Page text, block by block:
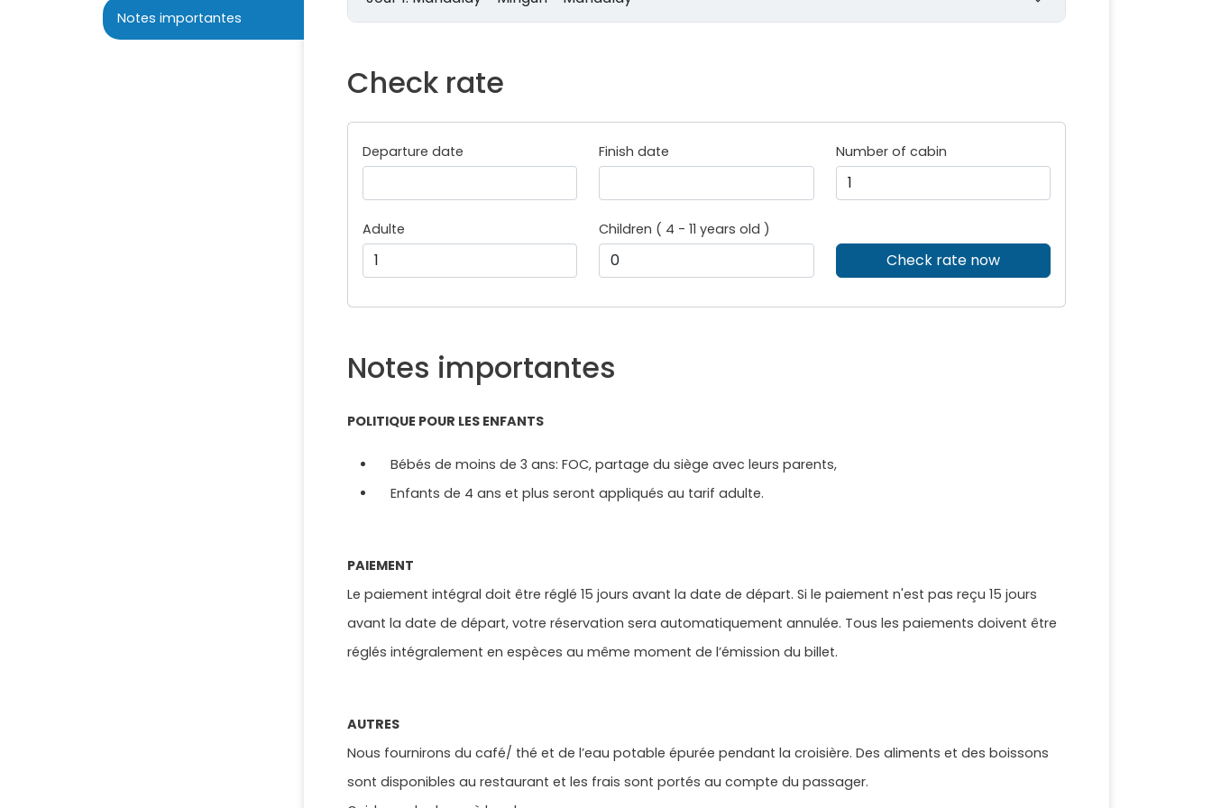
Notes importantes
Check rate
Departure date Finish date Number of cabin
Adulte Children ( 4 - 11 years old )
Check rate now
Notes importantes
POLITIQUE POUR LES ENFANTS
Bébés de moins de 3 ans: FOC, partage du siège avec leurs parents,
Enfants de 4 ans et plus seront appliqués au tarif adulte.
PAIEMENT
Le paiement intégral doit être réglé 15 jours avant la date de départ. Si le paiement n'est pas reçu 15 jours
avant la date de départ, votre réservation sera automatiquement annulée. Tous les paiements doivent être
réglés intégralement en espèces au même moment de l’émission du billet.
AUTRES
Nous fournirons du café/ thé et de l’eau potable épurée pendant la croisière. Des aliments et des boissons
sont disponibles au restaurant et les frais sont portés au compte du passager.